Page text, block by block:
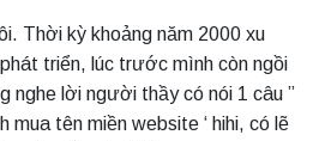
Thời kỳ khoảng năm 2000 xu
triển, lúc trước mình còn ngồi
nghe lời người thầy có nói 1 câu ”
mua tên miền website ‘ hihi, có lẽ